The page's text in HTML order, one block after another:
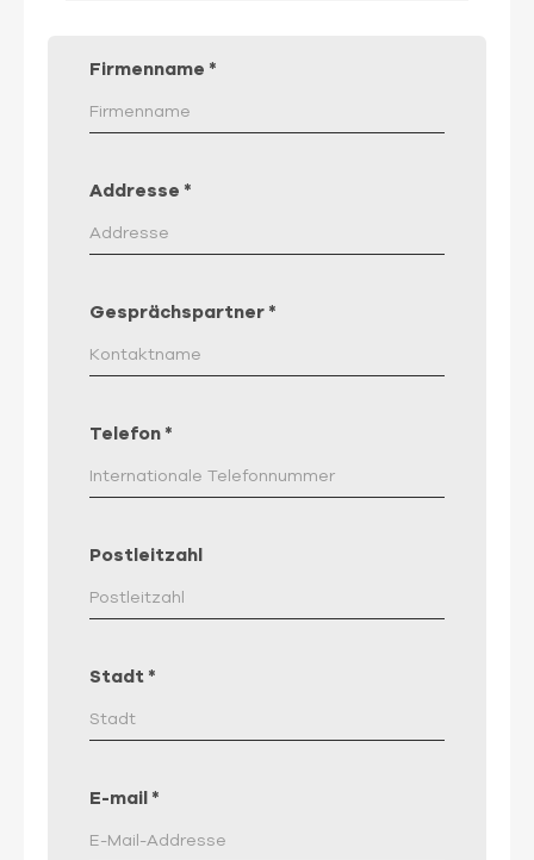
Firmenname *
Addresse *
Gesprächspartner *
Telefon *
Postleitzahl
Stadt *
E-mail *